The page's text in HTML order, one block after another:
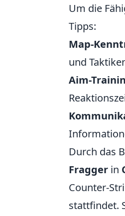
Um die
Tipps:
Map-
und
Aim-
Durch das
Fragger in
Counter-
stattfindet.